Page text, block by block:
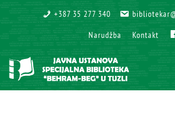
+387 35 277 340
+387 35 277 340
Narudžba
Narudžba Kontakt
Kontakt